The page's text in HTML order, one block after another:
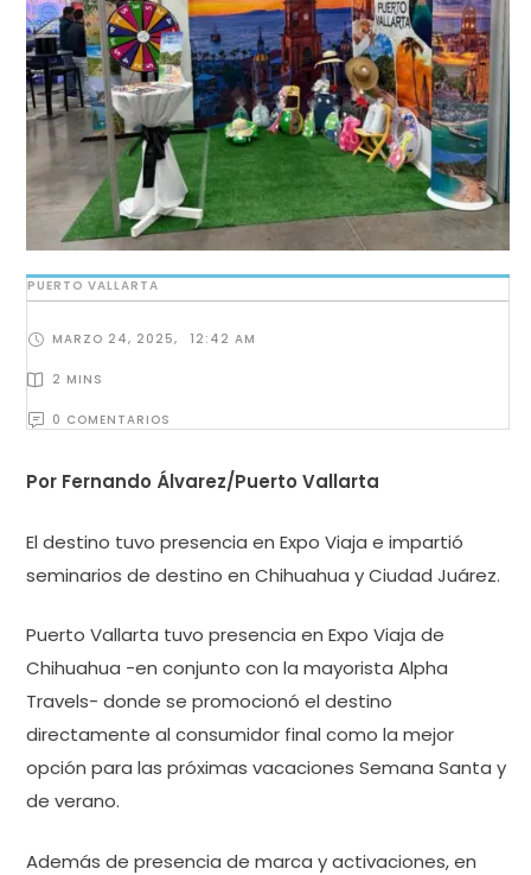
PUERTO VALLARTA
MARZO 24, 2025, 12:42 AM
2 MINS
0 COMENTARIOS
Por Fernando Álvarez/Puerto Vallarta
El destino tuvo presencia en Expo Viaja e impartió
seminarios de destino en Chihuahua y Ciudad Juárez.
Puerto Vallarta tuvo presencia en Expo Viaja de
Chihuahua -en conjunto con la mayorista Alpha
Travels- donde se promocionó el destino
directamente al consumidor final como la mejor
opción para las próximas vacaciones Semana Santa y
de verano.
Además de presencia de marca y activaciones, en